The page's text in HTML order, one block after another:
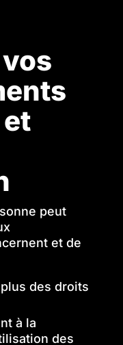
peut
et de
des droits
à la
des